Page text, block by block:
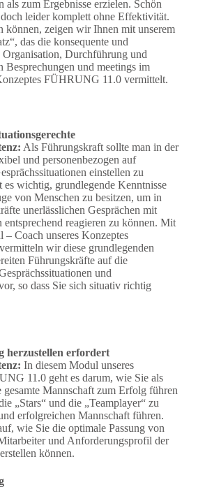
als zum Ergebnisse erzielen. Schön
leider komplett ohne Effektivität.
können, zeigen wir Ihnen mit unserem
das die konsequente und
Organisation, Durchführung und
Besprechungen und meetings im
FÜHRUNG 11.0 vermittelt.
Als Führungskraft sollte man in der
und personenbezogen auf
einstellen zu
wichtig, grundlegende Kenntnisse
von Menschen zu besitzen, um in
unerlässlichen Gesprächen mit
entsprechend reagieren zu können. Mit
Coach unseres Konzeptes
wir diese grundlegenden
Führungskräfte auf die
und
so dass Sie sich situativ richtig
herzustellen erfordert
In diesem Modul unseres
11.0 geht es darum, wie Sie als
Mannschaft zum Erfolg führen
„Stars“ und die „Teamplayer“ zu
erfolgreichen Mannschaft führen.
wie Sie die optimale Passung von
und Anforderungsprofil der
können.